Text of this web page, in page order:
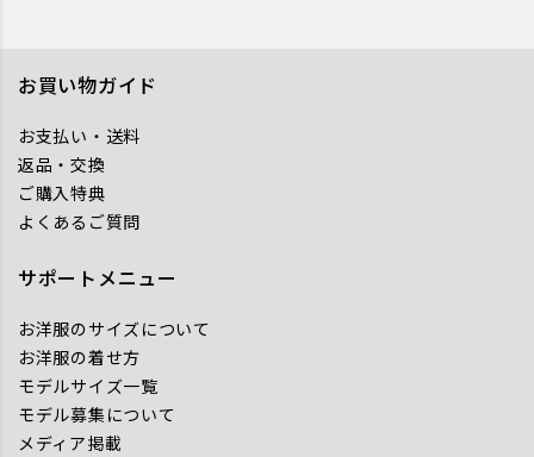
お買い物ガイド
お支払い・送料
返品・交換
ご購入特典
よくあるご質問
サポートメニュー
お洋服のサイズについて
お洋服の着せ方
モデルサイズ一覧
モデル募集について
メディア掲載